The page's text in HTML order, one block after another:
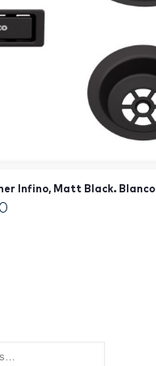
Infino, Matt Black. Blanco